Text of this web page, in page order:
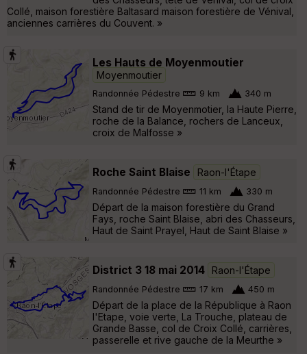
Collé, maison forestière Baltasard maison forestière de Vénival,
anciennes carrières du Couvent. »
Les Hauts de Moyenmoutier
Moyenmoutier
Randonnée Pédestre 9 km 340 m
Stand de tir de Moyenmotier, la Haute Pierre,
roche de la Balance, rochers de Lanceux,
croix de Malfosse »
Roche Saint Blaise Raon-l'Étape
Randonnée Pédestre 11 km 330 m
Départ de la maison forestière du Grand
Fays, roche Saint Blaise, abri des Chasseurs,
Haut de Saint Prayel, Haut de Saint Blaise »
District 3 18 mai 2014 Raon-l'Étape
Randonnée Pédestre 17 km 450 m
Départ de la place de la République à Raon
l'Etape, voie verte, La Trouche, plateau de
Grande Basse, col de Croix Collé, carrières,
passerelle et rive gauche de la Meurthe »